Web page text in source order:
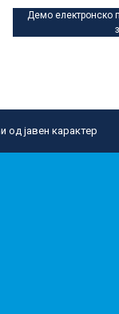
Демо електронско
од јавен карактер